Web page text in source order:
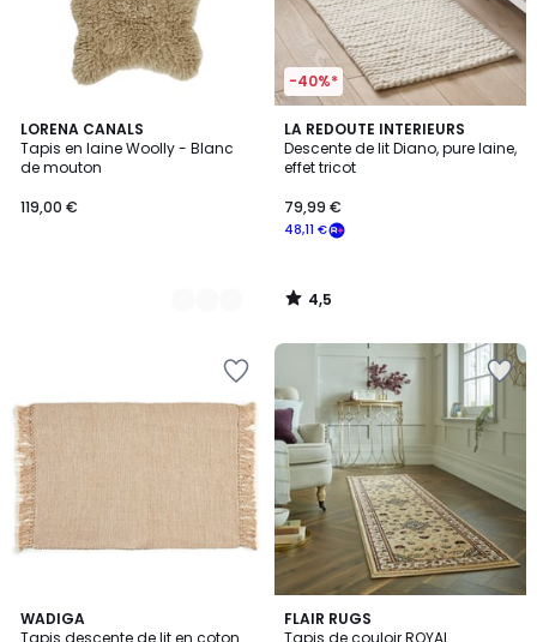
LORENA CANALS
Tapis en laine Woolly - Blanc
de mouton
119,00 €
2
Couleurs
-40%*
LA REDOUTE INTERIEURS
Descente de lit Diano, pure laine,
effet tricot
48,11 €
79,99 €
4,5
/ 5
4,5
/
WADIGA
Tapis descente de lit en coton
5
/
FLAIR RUGS
Tapis de couloir ROYAL
5
/
4